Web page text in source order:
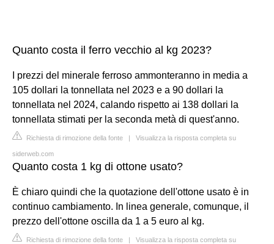
Quanto costa il ferro vecchio al kg 2023?
I prezzi del minerale ferroso ammonteranno in media a
105 dollari la tonnellata nel 2023 e a 90 dollari la
tonnellata nel 2024, calando rispetto ai 138 dollari la
tonnellata stimati per la seconda metà di quest'anno.
Richiesta di rimozione della fonte | Visualizza la risposta completa su
siderweb.com
Quanto costa 1 kg di ottone usato?
È chiaro quindi che la quotazione dell'ottone usato è in
continuo cambiamento. In linea generale, comunque, il
prezzo dell'ottone oscilla da 1 a 5 euro al kg.
Richiesta di rimozione della fonte | Visualizza la risposta completa su